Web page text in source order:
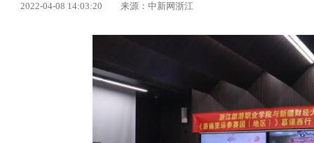
2022-04-08 14:03:20 来源：中新网浙江